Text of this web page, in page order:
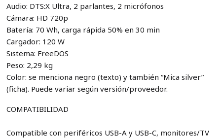
Audio: DTS:X Ultra, 2 parlantes, 2 micrófonos
Cámara: HD 720p
Batería: 70 Wh, carga rápida 50% en 30 min
Cargador: 120 W
Sistema: FreeDOS
Peso: 2,29 kg
Color: se menciona negro (texto) y también “Mica silver”
(ficha). Puede variar según versión/proveedor.
COMPATIBILIDAD
Compatible con periféricos USB-A y USB-C, monitores/TV